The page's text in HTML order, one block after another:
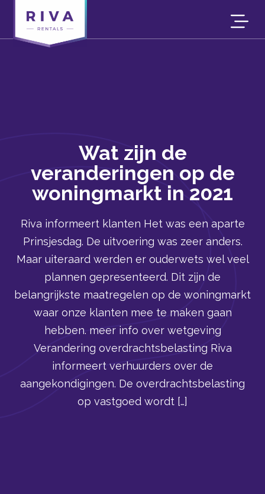
Wat zijn de
veranderingen op de
woningmarkt in 2021
Riva informeert klanten Het was een aparte
Prinsjesdag. De uitvoering was zeer anders.
Maar uiteraard werden er ouderwets wel veel
plannen gepresenteerd. Dit zijn de
belangrijkste maatregelen op de woningmarkt
waar onze klanten mee te maken gaan
hebben. meer info over wetgeving
Verandering overdrachtsbelasting Riva
informeert verhuurders over de
aangekondigingen. De overdrachtsbelasting
op vastgoed wordt […]